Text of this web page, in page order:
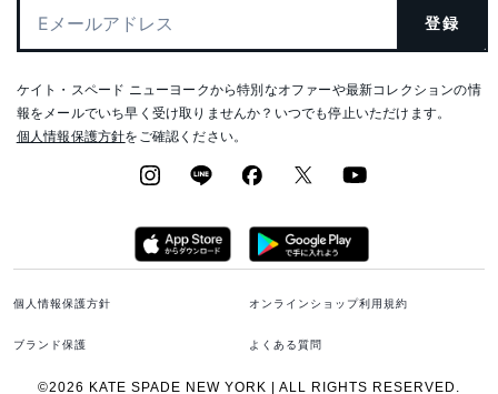
登録
ケイト・スペード ニューヨークから特別なオファーや最新コレクションの情
報をメールでいち早く受け取りませんか？いつでも停止いただけます。
個人情報保護方針をご確認ください。
個人情報保護方針 オンラインショップ利用規約
ブランド保護 よくある質問
©2026 KATE SPADE NEW YORK | ALL RIGHTS RESERVED.